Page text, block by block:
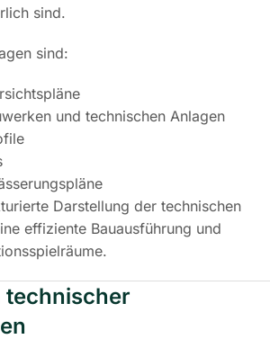
sind.
sind:
und technischen Anlagen
Darstellung der technischen
effiziente Bauausführung und
technischer